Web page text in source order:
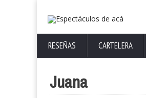
RESEÑAS CARTELERA
Juana